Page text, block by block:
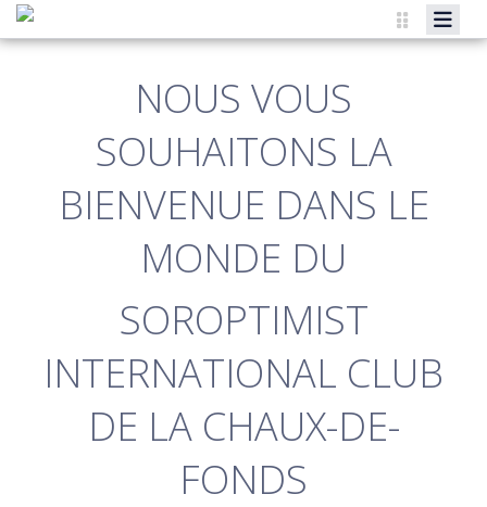
NOS ACTIVITÉS
NOS SORTIES
CALENDRIER
NOUS VOUS
SOUHAITONS LA
BIENVENUE DANS LE
MONDE DU
SOROPTIMIST
INTERNATIONAL CLUB
DE LA CHAUX-DE-
FONDS